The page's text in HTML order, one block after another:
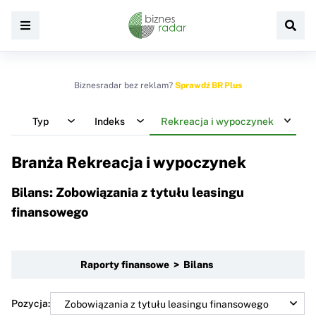
Biznesradar bez reklam? Sprawdź BR Plus
Typ Indeks Rekreacja i wypoczynek
Branża Rekreacja i wypoczynek
Bilans: Zobowiązania z tytułu leasingu
finansowego
Raporty finansowe > Bilans
Pozycja: